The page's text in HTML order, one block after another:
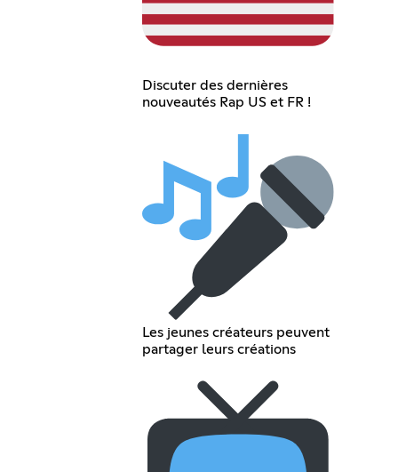
Discuter des dernières
nouveautés Rap US et FR !
Les jeunes créateurs peuvent
partager leurs créations